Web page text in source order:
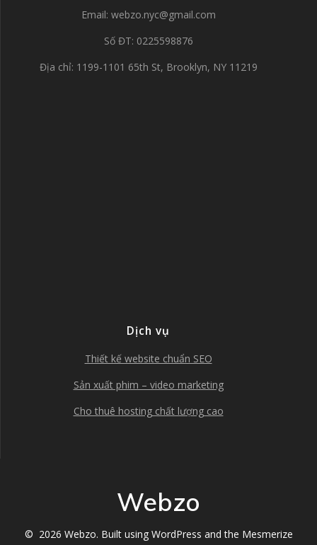
Email: webzo.nyc@gmail.com
Số ĐT: 0225598876
Địa chỉ: 1199-1101 65th St, Brooklyn, NY 11219
Dịch vụ
Thiết kế website chuẩn SEO
Sản xuất phim – video marketing
Cho thuê hosting chất lượng cao
Webzo
© 2026 Webzo. Built using WordPress and the Mesmerize